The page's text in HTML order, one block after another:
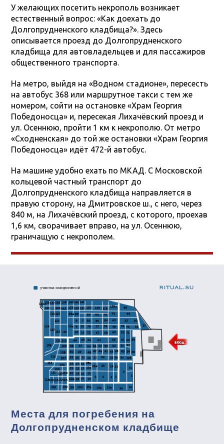
У желающих посетить некрополь возникает
естественный вопрос: «Как доехать до
Долгопрудненского кладбища?». Здесь
описывается проезд до Долгопрудненского
кладбища для автовладельцев и для пассажиров
общественного транспорта.
На метро, выйдя на «Водном стадионе», пересесть
на автобус 368 или маршрутное такси с тем же
номером, сойти на остановке «Храм Георгия
Победоносца» и, пересекая Лихачёвский проезд и
ул. Осеннюю, пройти 1 км к некрополю. От метро
«Сходненская» до той же остановки «Храм Георгия
Победоносца» идёт 472-й автобус.
На машине удобно ехать по МКАД. С Московской
кольцевой частный транспорт до
Долгопрудненского кладбища направляется в
правую сторону, на Дмитровское ш., с него, через
840 м, на Лихачёвский проезд, с которого, проехав
1,6 км, сворачивает вправо, на ул. Осеннюю,
граничащую с некрополем.
Места для погребения на
Долгопрудненском кладбище